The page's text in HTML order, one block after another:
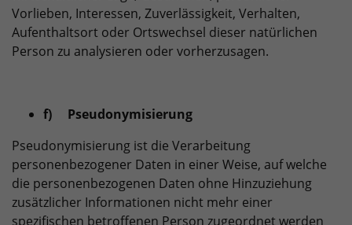
Vorlieben, Interessen, Zuverlässigkeit, Verhalten,
Aufenthaltsort oder Ortswechsel dieser natürlichen
Person zu analysieren oder vorherzusagen.
f) Pseudonymisierung
Pseudonymisierung ist die Verarbeitung
personenbezogener Daten in einer Weise, auf welche
die personenbezogenen Daten ohne Hinzuziehung
zusätzlicher Informationen nicht mehr einer
spezifischen betroffenen Person zugeordnet werden